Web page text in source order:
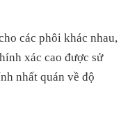
các phôi khác nhau,
xác cao được sử
nhất quán về độ